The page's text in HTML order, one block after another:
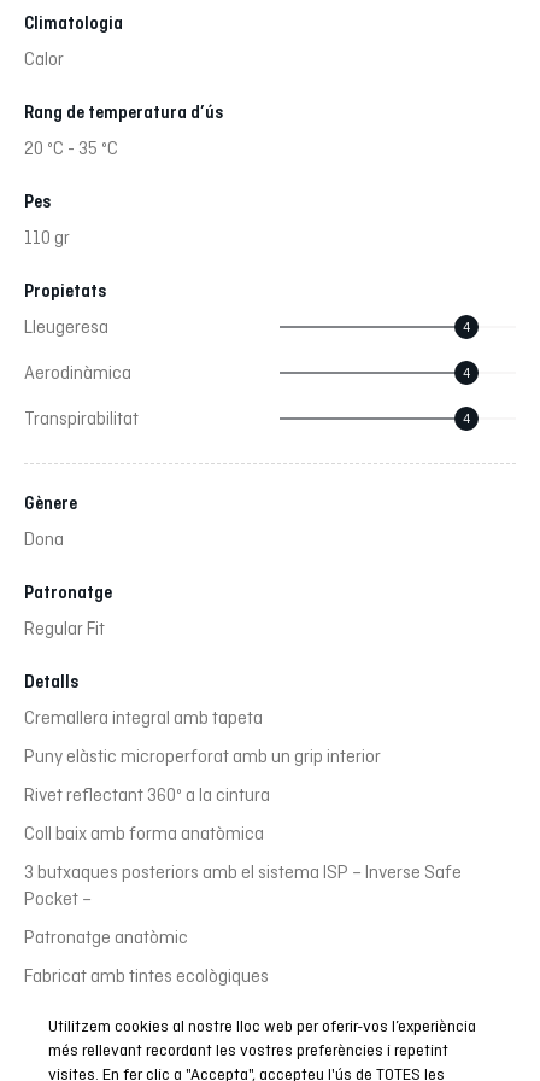
Climatologia
Calor
Rang de temperatura d’ús
20 ºC - 35 ºC
Pes
110 gr
Propietats
Lleugeresa
4
Aerodinàmica 4
Transpirabilitat 4
Gènere
Dona
Patronatge
Regular Fit
Detalls
Cremallera integral amb tapeta
Puny elàstic microperforat amb un grip interior
Rivet reflectant 360º a la cintura
Coll baix amb forma anatòmica
3 butxaques posteriors amb el sistema ISP – Inverse Safe
Pocket –
Patronatge anatòmic
Fabricat amb tintes ecològiques
Utilitzem cookies al nostre lloc web per oferir-vos l’experiència
més rellevant recordant les vostres preferències i repetint
visites. En fer clic a "Accepta", accepteu l'ús de TOTES les